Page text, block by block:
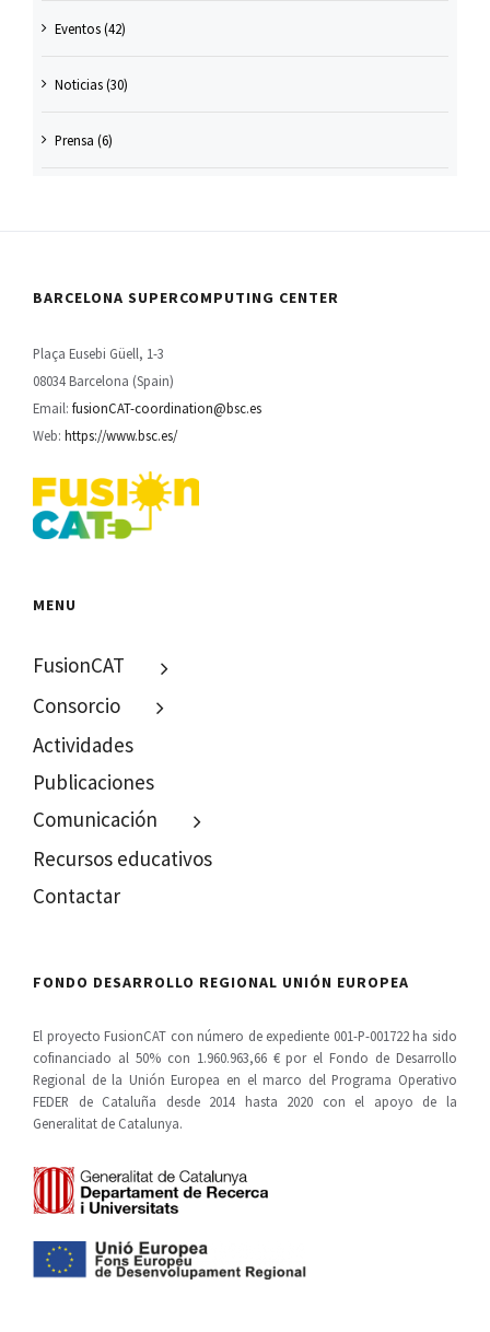
Eventos (42)
Noticias (30)
Prensa (6)
BARCELONA SUPERCOMPUTING CENTER
Plaça Eusebi Güell, 1-3
08034 Barcelona (Spain)
Email:fusionCAT-coordination@bsc.es
Web:https://www.bsc.es/
MENU
FusionCAT
Consorcio
Actividades
Publicaciones
Comunicación
Recursos educativos
Contactar
FONDO DESARROLLO REGIONAL UNIÓN EUROPEA
El proyecto FusionCAT con número de expediente 001-P-001722 ha sido
cofinanciado al 50% con 1.960.963,66 € por el Fondo de Desarrollo
Regional de la Unión Europea en el marco del Programa Operativo
FEDER de Cataluña desde 2014 hasta 2020 con el apoyo de la
Generalitat de Catalunya.